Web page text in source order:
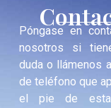
Póngase en
nosotros si
duda o llámenos
de teléfono que
el pie de esta